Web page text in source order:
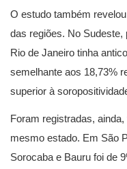
O estudo também
das regiões. No Sudeste,
Rio de Janeiro tinha
semelhante aos 18,73%
superior à
Foram registradas,
mesmo estado. Em São
Sorocaba e Bauru foi de